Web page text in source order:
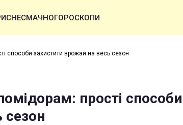
СМАЧНОГОРОСКОПИ
способи захистити врожай на весь сезон
прості способи
сезон